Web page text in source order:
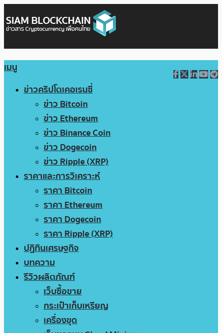
เมนู
ข่าวคริปโตเคอเรนซี่
ข่าว Bitcoin
ข่าว Ethereum
ข่าว Binance Coin
ข่าว Dogecoin
ข่าว Ripple (XRP)
ราคาและการวิเคราะห์
ราคา Bitcoin
ราคา Ethereum
ราคา Dogecoin
ราคา Ripple (XRP)
ปฏิทินเศรษฐกิจ
บทความ
รีวิวผลิตภัณฑ์
เว็บซื้อขาย
กระเป๋าเก็บเหรียญ
เครื่องขุด